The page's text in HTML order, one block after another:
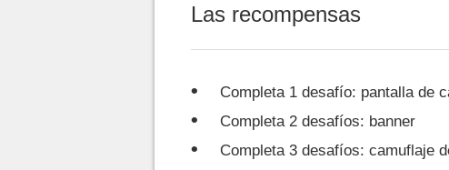
Las recompensas
Completa 1 desafío: pantalla de
Completa 2 desafíos: banner
Completa 3 desafíos: camuflaje